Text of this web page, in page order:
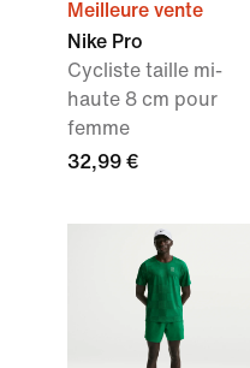
Meilleure vente
Nike Pro
Cycliste taille mi-
haute 8 cm pour
femme
32,99 €